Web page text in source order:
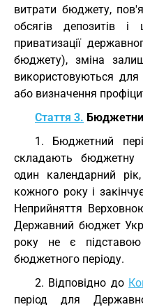
витрати бюджету,
обсягів депозитів і
приватизації
бюджету), зміна
використовуються
або визначення
Стаття 3.
1. Бюджетний
складають бюджетну
один календарний
кожного року і
Неприйняття
Державний бюджет
року не є
бюджетного періоду.
2. Відповідно до
період для